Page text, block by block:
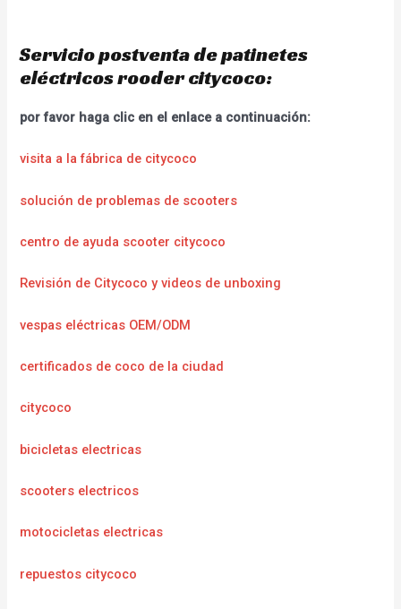
Servicio postventa de patinetes
eléctricos rooder citycoco:
por favor haga clic en el enlace a continuación:
visita a la fábrica de citycoco
solución de problemas de scooters
centro de ayuda scooter citycoco
Revisión de Citycoco y videos de unboxing
vespas eléctricas OEM/ODM
certificados de coco de la ciudad
citycoco
bicicletas electricas
scooters electricos
motocicletas electricas
repuestos citycoco